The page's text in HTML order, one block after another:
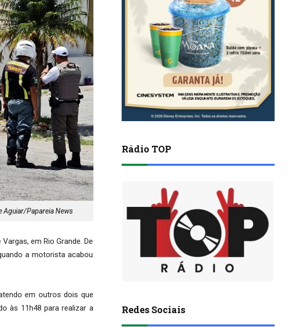
Aguiar/Papareia News
em Rio Grande. De
a motorista acabou
em outros dois que
às 11h48 para realizar a
Rádio TOP
Redes Sociais